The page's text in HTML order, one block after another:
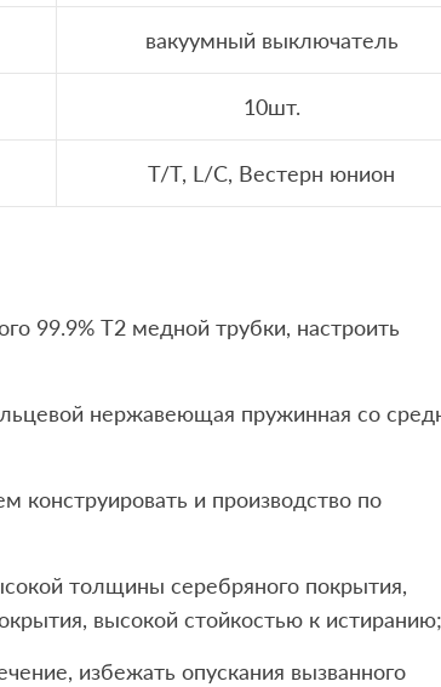
вакуумный выключатель
10шт.
T/T, L/C, Вестерн юнион
99.9% T2 медной трубки, настроить
нержавеющая пружинная со
и производство по
толщины серебряного покрытия,
высокой стойкостью к истиранию;
избежать опускания вызванного